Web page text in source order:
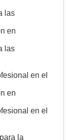
las
en
las
en el
en
en el
la